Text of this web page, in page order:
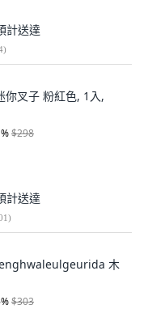
計送達
)
你叉子 粉紅色, 1入,
%$298
計送達
)
木
%$303